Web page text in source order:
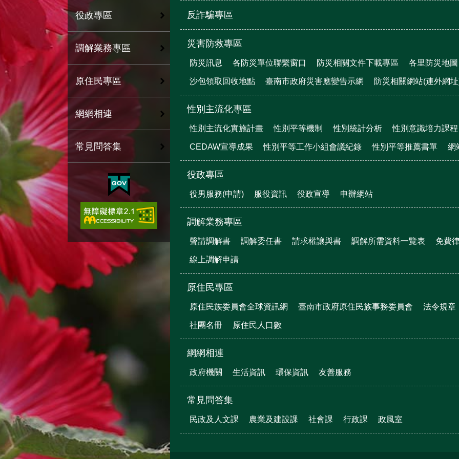
役政專區
調解業務專區
原住民專區
網網相連
常見問答集
反詐騙專區
災害防救專區
防災訊息 各防災單位聯繫窗口 防災相關文件下載專區 各里防災地圖
沙包領取回收地點 臺南市政府災害應變告示網 防災相關網站(連外網
性別主流化專區
性別主流化實施計畫 性別平等機制 性別統計分析 性別意識培力課程
CEDAW宣導成果 性別平等工作小組會議紀錄 性別平等推薦書單 網
役政專區
役男服務(申請) 服役資訊 役政宣導 申辦網站
調解業務專區
聲請調解書 調解委任書 請求權讓與書 調解所需資料一覽表 免費
線上調解申請
原住民專區
原住民族委員會全球資訊網 臺南市政府原住民族事務委員會 法令規章
社團名冊 原住民人口數
網網相連
政府機關 生活資訊 環保資訊 友善服務
常見問答集
民政及人文課 農業及建設課 社會課 行政課 政風室